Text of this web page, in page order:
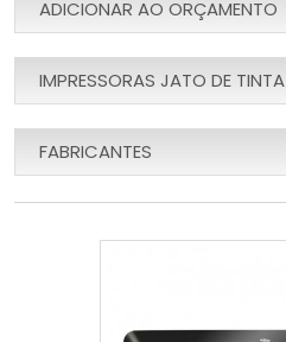
ADICIONAR AO ORÇAMENTO
IMPRESSORAS JATO DE TINTA
FABRICANTES